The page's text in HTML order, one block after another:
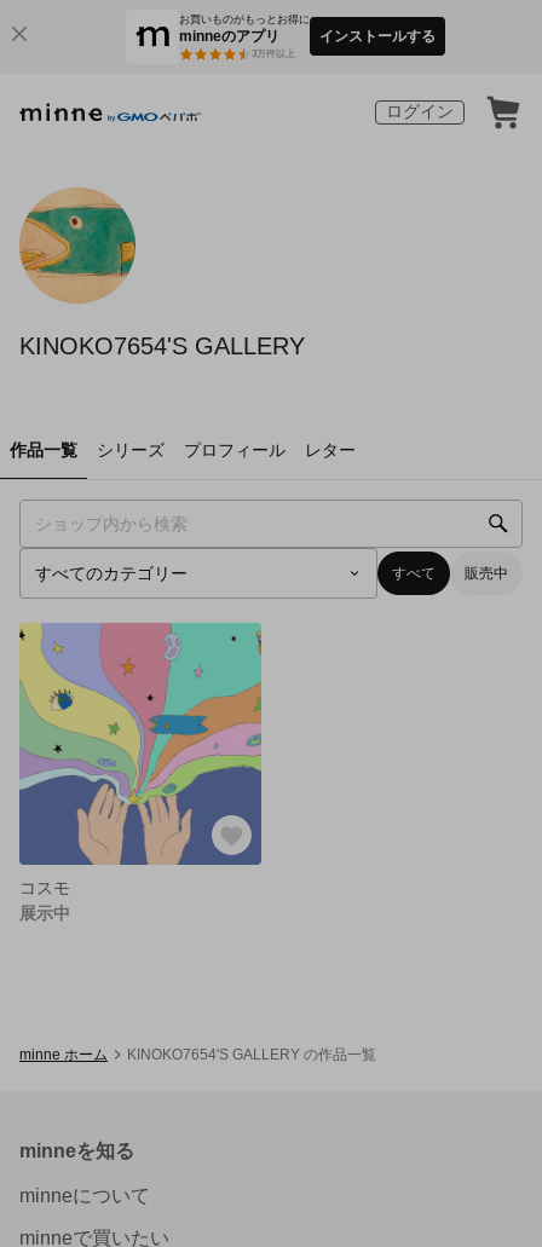
お買いものがもっとお得に
minneのアプリ
3万件以上
インストールする
ログイン
KINOKO7654'S GALLERY
作品一覧 シリーズ プロフィール レター
すべて 販売中
コスモ
展示中
minne ホーム KINOKO7654'S GALLERY の作品一覧
minneを知る
minneについて
minneで買いたい